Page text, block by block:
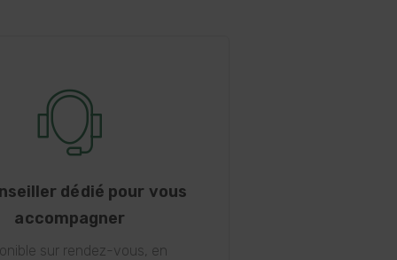
dédié pour vous
accompagner
sur rendez-vous, en